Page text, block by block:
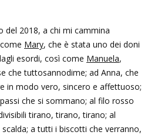
del 2018, a chi mi cammina
Mary, che è stata uno dei doni
esordi, così come Manuela,
che tuttosannodime; ad Anna, che
in modo vero, sincero e affettuoso;
che si sommano; al filo rosso
tirano, tirano, tirano; al
a tutti i biscotti che verranno,